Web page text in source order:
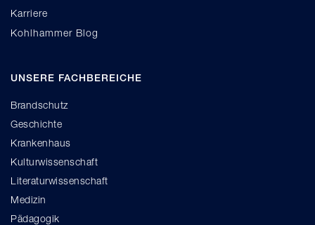
Karriere
Kohlhammer Blog
UNSERE FACHBEREICHE
Brandschutz
Geschichte
Krankenhaus
Kulturwissenschaft
Literaturwissenschaft
Medizin
Pädagogik